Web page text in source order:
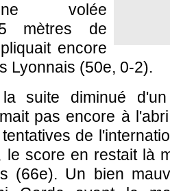
volée
mètres de
encore
Lyonnais (50e, 0-2).
suite diminué
pas encore à
de
le score en restait là
(66e). Un bien